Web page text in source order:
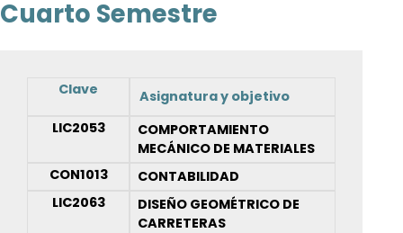
Cuarto Semestre
Clave
Asignatura y objetivo
LIC2053
COMPORTAMIENTO
MECÁNICO DE MATERIALES
CON1013
CONTABILIDAD
LIC2063
DISEÑO GEOMÉTRICO DE
CARRETERAS